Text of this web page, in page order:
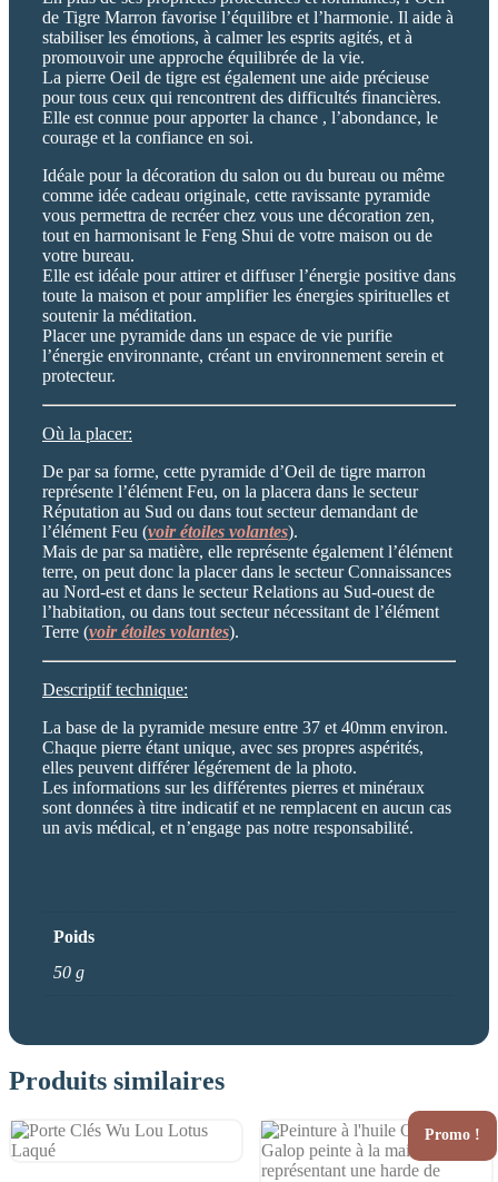
de Tigre Marron favorise l’équilibre et l’harmonie. Il aide à
stabiliser les émotions, à calmer les esprits agités, et à
promouvoir une approche équilibrée de la vie.
La pierre Oeil de tigre est également une aide précieuse
pour tous ceux qui rencontrent des difficultés financières.
Elle est connue pour apporter la chance , l’abondance, le
courage et la confiance en soi.
Idéale pour la décoration du salon ou du bureau ou même
comme idée cadeau originale, cette ravissante pyramide
vous permettra de recréer chez vous une décoration zen,
tout en harmonisant le Feng Shui de votre maison ou de
votre bureau.
Elle est idéale pour attirer et diffuser l’énergie positive dans
toute la maison et pour amplifier les énergies spirituelles et
soutenir la méditation.
Placer une pyramide dans un espace de vie purifie
l’énergie environnante, créant un environnement serein et
protecteur.
Où la placer:
De par sa forme, cette pyramide d’Oeil de tigre marron
représente l’élément Feu, on la placera dans le secteur
Réputation au Sud ou dans tout secteur demandant de
l’élément Feu (voir étoiles volantes).
Mais de par sa matière, elle représente également l’élément
terre, on peut donc la placer dans le secteur Connaissances
au Nord-est et dans le secteur Relations au Sud-ouest de
l’habitation, ou dans tout secteur nécessitant de l’élément
Terre (voir étoiles volantes).
Descriptif technique:
La base de la pyramide mesure entre 37 et 40mm environ.
Chaque pierre étant unique, avec ses propres aspérités,
elles peuvent différer légérement de la photo.
Les informations sur les différentes pierres et minéraux
sont données à titre indicatif et ne remplacent en aucun cas
un avis médical, et n’engage pas notre responsabilité.
Poids
50 g
Produits similaires
Promo !